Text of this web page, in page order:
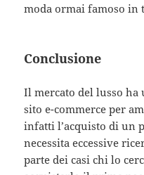
moda ormai famoso
Conclusione
Il mercato del lusso
sito e-commerce per
infatti l’acquisto di un
necessita eccessive
parte dei casi chi lo